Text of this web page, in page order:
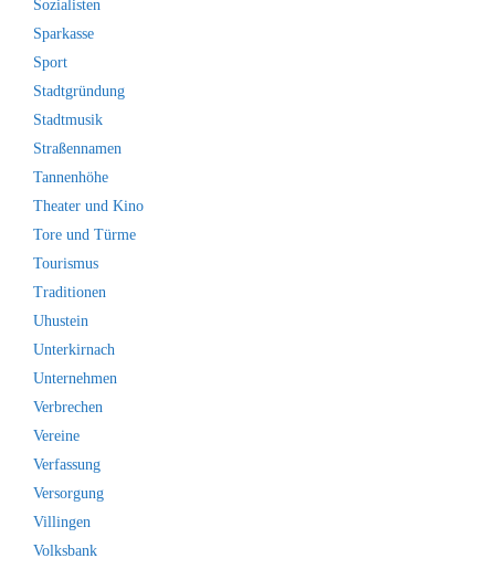
Sozialisten
Sparkasse
Sport
Stadtgründung
Stadtmusik
Straßennamen
Tannenhöhe
Theater und Kino
Tore und Türme
Tourismus
Traditionen
Uhustein
Unterkirnach
Unternehmen
Verbrechen
Vereine
Verfassung
Versorgung
Villingen
Volksbank